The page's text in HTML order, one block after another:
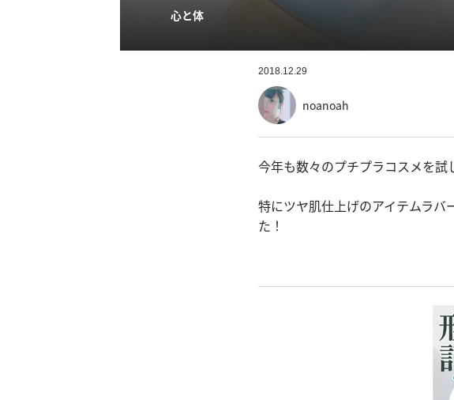
心と体
2018.12.29
noanoah
今年も数々のプチプラコスメを試
特にツヤ肌仕上げのアイテムラ
た！